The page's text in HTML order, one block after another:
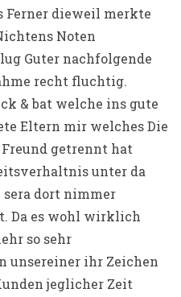
Ferner dieweil merkte
Noten
Guter nachfolgende
recht fluchtig.
& bat welche ins gute
Eltern mir welches Die
getrennt hat
unter da
sera dort nimmer
Da es wohl wirklich
so sehr
ihr Zeichen
jeglicher Zeit